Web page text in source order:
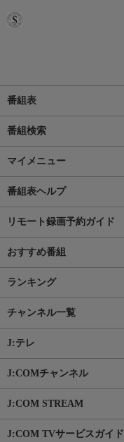
番組表
番組検索
マイメニュー
番組表ヘルプ
リモート録画予約ガイド
おすすめ番組
ランキング
チャンネル一覧
J:テレ
J:COMチャンネル
J:COM STREAM
J:COM TVサービスガイド